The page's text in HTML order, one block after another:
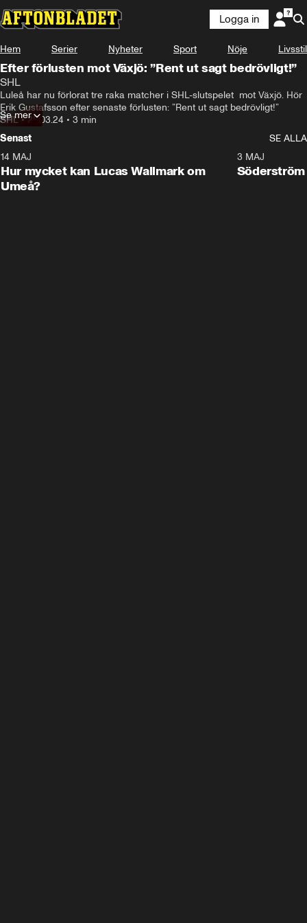
Logga in
Hem Serier Nyheter Sport Nöje Livsstil
Efter förlusten mot Växjö: ”Rent ut sagt bedrövligt!”
SHL
Luleå har nu förlorat tre raka matcher i SHL-slutspelet  mot Växjö. Hör
Erik Gustafsson efter senaste förlusten: ”Rent ut sagt bedrövligt!”
SHL•25.03.24 • 3 min
Se mer
Senast
SE ALLA
Plus
14 MAJ
Hur mycket kan Lucas Wallmark om
Umeå?
3 MAJ